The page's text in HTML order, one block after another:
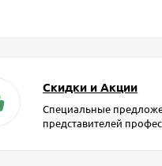
Скидки и Акции
Специальные
представителей